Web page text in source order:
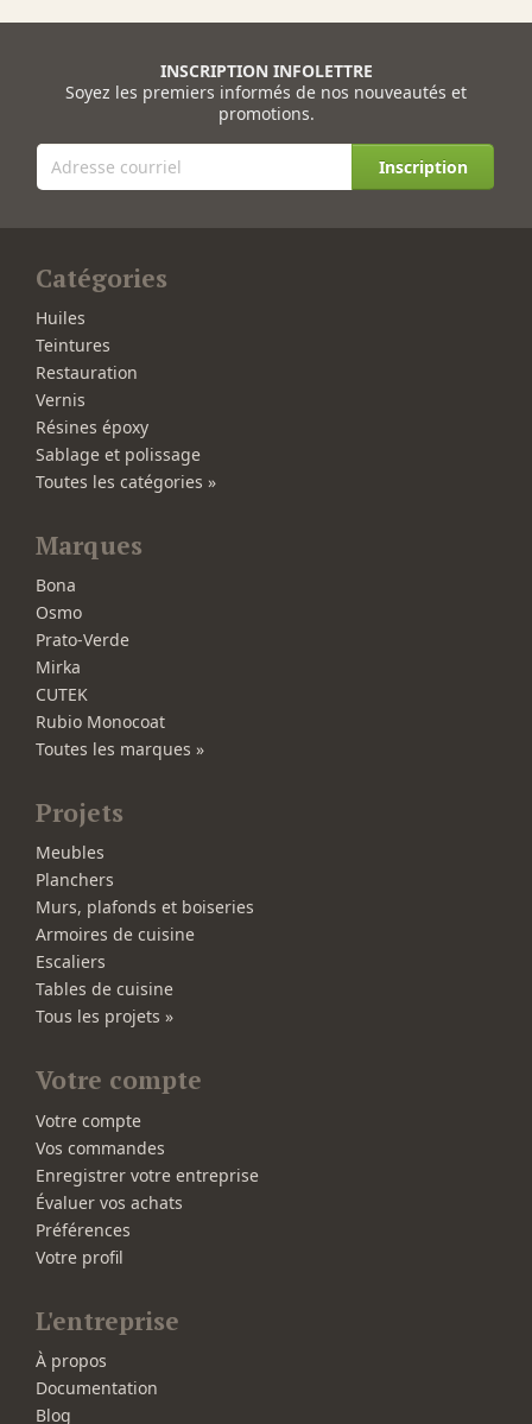
INSCRIPTION INFOLETTRE
Soyez les premiers informés de nos nouveautés et
promotions.
Inscription
Catégories
Huiles
Teintures
Restauration
Vernis
Résines époxy
Sablage et polissage
Toutes les catégories »
Marques
Bona
Osmo
Prato-Verde
Mirka
CUTEK
Rubio Monocoat
Toutes les marques »
Projets
Meubles
Planchers
Murs, plafonds et boiseries
Armoires de cuisine
Escaliers
Tables de cuisine
Tous les projets »
Votre compte
Votre compte
Vos commandes
Enregistrer votre entreprise
Évaluer vos achats
Préférences
Votre profil
L'entreprise
À propos
Documentation
Blog